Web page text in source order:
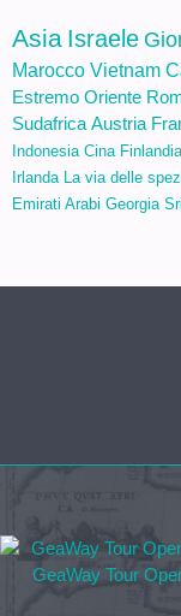
Asia Israele
Marocco Vietnam
Estremo Oriente
Sudafrica Austria
Indonesia Cina Finlandia
Irlanda La via delle
Emirati Arabi Georgia